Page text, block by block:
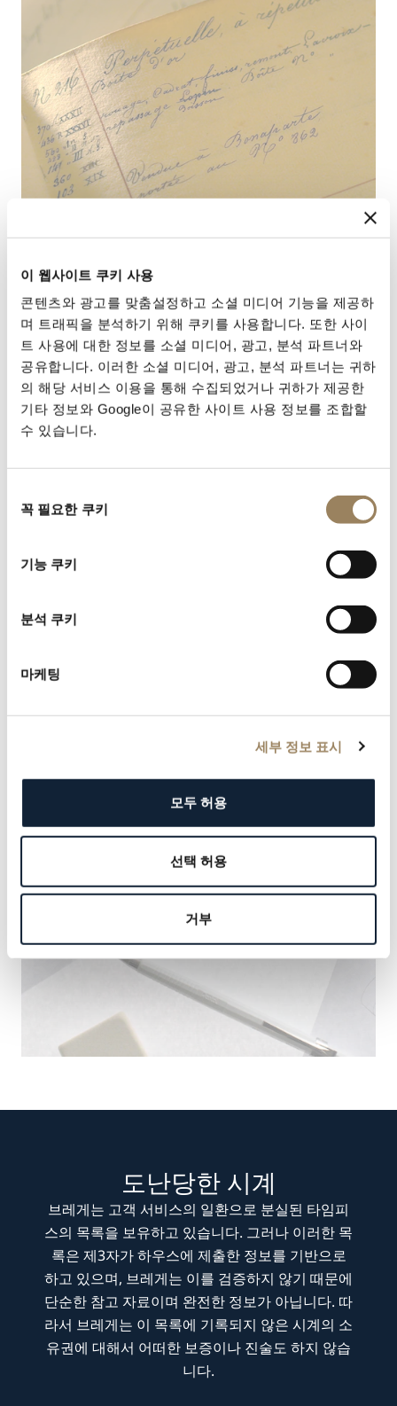
이 웹사이트 쿠키 사용
콘텐츠와 광고를 맞춤설정하고 소셜 미디어 기능을 제공하
며 트래픽을 분석하기 위해 쿠키를 사용합니다. 또한 사이
트 사용에 대한 정보를 소셜 미디어, 광고, 분석 파트너와
공유합니다. 이러한 소셜 미디어, 광고, 분석 파트너는 귀하
의 해당 서비스 이용을 통해 수집되었거나 귀하가 제공한
기타 정보와 Google이 공유한 사이트 사용 정보를 조합할
수 있습니다.
꼭 필요한 쿠키
기능 쿠키
분석 쿠키
마케팅
세부 정보 표시
모두 허용
선택 허용
거부
속하여 사용 및 설정에 관한 기본 안내를 확인하십시오.
매뉴얼 찾기
도난당한 시계
브레게는 고객 서비스의 일환으로 분실된 타임피
스의 목록을 보유하고 있습니다. 그러나 이러한 목
록은 제3자가 하우스에 제출한 정보를 기반으로
하고 있으며, 브레게는 이를 검증하지 않기 때문에
단순한 참고 자료이며 완전한 정보가 아닙니다. 따
라서 브레게는 이 목록에 기록되지 않은 시계의 소
유권에 대해서 어떠한 보증이나 진술도 하지 않습
니다.